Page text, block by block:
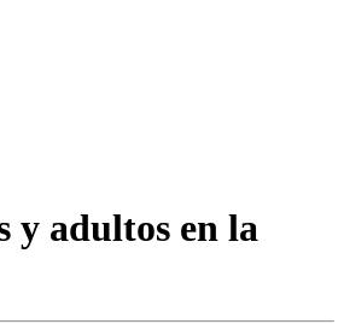
y adultos en la